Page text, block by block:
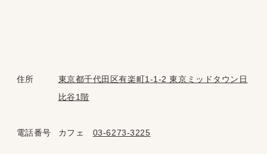
住所
東京都千代田区有楽町1-1-2 東京ミッドタウン日
比谷1階
電話番号 カフェ 03-6273-3225